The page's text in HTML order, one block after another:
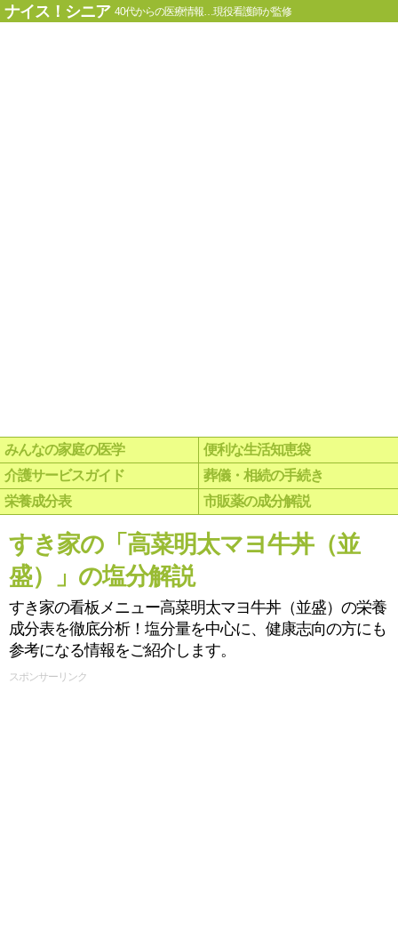
ナイス！シニア 40代からの医療情報…現役看護師が監修
みんなの家庭の医学
便利な生活知恵袋
介護サービスガイド
葬儀・相続の手続き
栄養成分表
市販薬の成分解説
すき家の「高菜明太マヨ牛丼（並
盛）」の塩分解説
すき家の看板メニュー高菜明太マヨ牛丼（並盛）の栄養
成分表を徹底分析！塩分量を中心に、健康志向の方にも
参考になる情報をご紹介します。
スポンサーリンク